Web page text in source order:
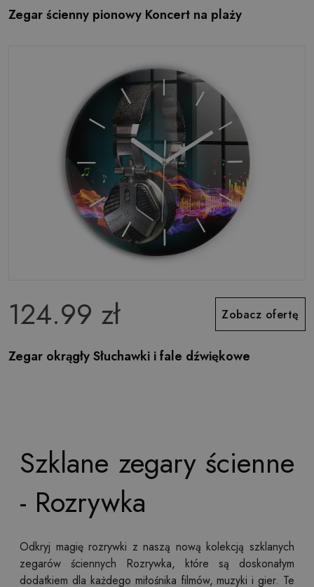
Zegar ścienny pionowy Koncert na plaży
124.99 zł Zobacz ofertę
Zegar okrągły Słuchawki i fale dźwiękowe
Szklane zegary ścienne
- Rozrywka
Odkryj magię rozrywki z naszą nową kolekcją szklanych
zegarów ściennych Rozrywka, które są doskonałym
dodatkiem dla każdego miłośnika filmów, muzyki i gier. Te